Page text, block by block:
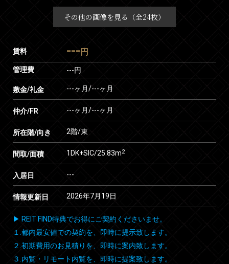
その他の画像を見る（全24枚）
賃料 --- 円
管理費 ---円
敷金/礼金 ---ヶ月/---ヶ月
仲介/FR ---ヶ月/---ヶ月
所在階/向き 2階/東
間取/面積 1DK+SIC/25.83m2
入居日 ---
情報更新日 2026年7月19日
▶ REIT FIND特典でお得にご契約くださいませ。
１.都内最安値での契約を、即時に提示致します。
２.初期費用のお見積りを、即時に案内致します。
３.内覧・リモート内覧を、即時に提案致します。